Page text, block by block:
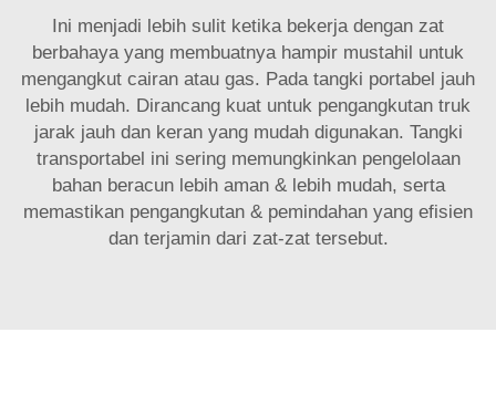
Ini menjadi lebih sulit ketika bekerja dengan zat
berbahaya yang membuatnya hampir mustahil untuk
mengangkut cairan atau gas. Pada tangki portabel jauh
lebih mudah. Dirancang kuat untuk pengangkutan truk
jarak jauh dan keran yang mudah digunakan. Tangki
transportabel ini sering memungkinkan pengelolaan
bahan beracun lebih aman & lebih mudah, serta
memastikan pengangkutan & pemindahan yang efisien
dan terjamin dari zat-zat tersebut.